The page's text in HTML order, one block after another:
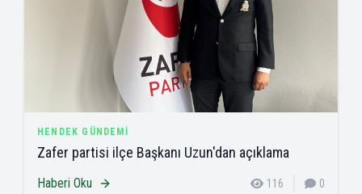
HENDEK GÜNDEMI
Zafer partisi ilçe Başkanı Uzun'dan açıklama
Haberi Oku 116 0